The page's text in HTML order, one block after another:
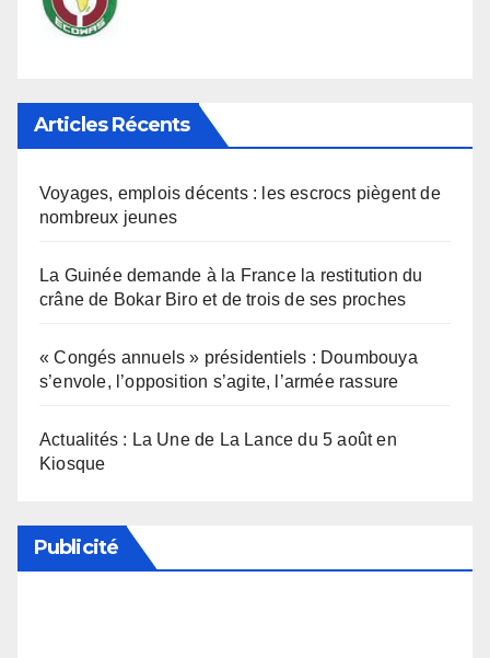
Articles Récents
Voyages, emplois décents : les escrocs piègent de
nombreux jeunes
La Guinée demande à la France la restitution du
crâne de Bokar Biro et de trois de ses proches
« Congés annuels » présidentiels : Doumbouya
s’envole, l’opposition s’agite, l’armée rassure
Actualités : La Une de La Lance du 5 août en
Kiosque
Publicité